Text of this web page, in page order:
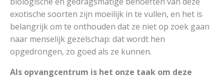
exotische soorten zijn moeilijk in te vullen, en het is
belangrijk om te onthouden dat ze niet op zoek gaan
naar menselijk gezelschap: dat wordt hen
opgedrongen, zo goed als ze kunnen.
Als opvangcentrum is het onze taak om deze